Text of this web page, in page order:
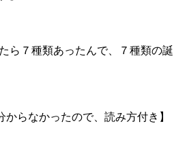
ら７種類あったんで、７種類の誕
からなかったので、読み方付き】